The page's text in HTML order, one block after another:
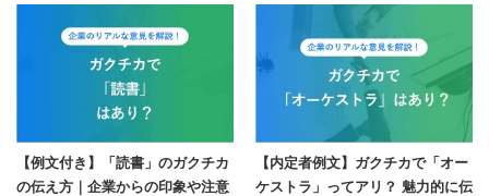
【例文付き】「読書」のガクチカ
の伝え方｜企業からの印象や注意
【内定者例文】ガクチカで「オー
ケストラ」ってアリ？ 魅力的に伝